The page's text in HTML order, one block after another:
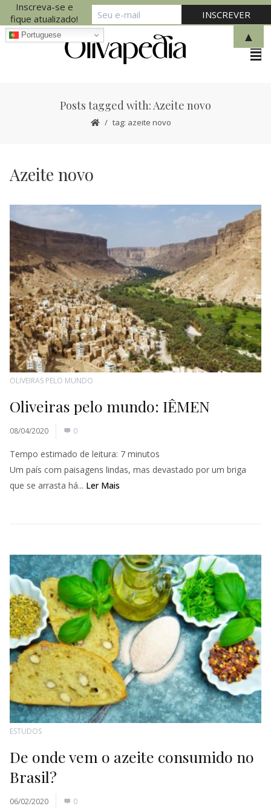
Posts tagged with: Azeite novo
tag: azeite novo
Azeite novo
OLIVEIRAS PELO MUNDO
Oliveiras pelo mundo: IÊMEN
08/04/2020 0
Tempo estimado de leitura: 7 minutos
Um país com paisagens lindas, mas devastado por um briga
que se arrasta há... Ler Mais
ESTUDOS
De onde vem o azeite consumido no
Brasil?
06/02/2020 0
Inscreva-se e
fique atualizado!
▲
Portuguese